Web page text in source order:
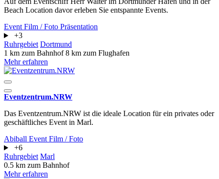
Beach Location davor erleben Sie entspannte Events.
Event Film / Foto Präsentation
+3
Ruhrgebiet Dortmund
1 km zum Bahnhof8 km zum Flughafen
Mehr erfahren
Eventzentrum.NRW
Das Eventzentrum.NRW ist die ideale Location für ein privates oder
geschäftliches Event in Marl.
Abiball Event Film / Foto
+6
Ruhrgebiet Marl
0.5 km zum Bahnhof
Mehr erfahren